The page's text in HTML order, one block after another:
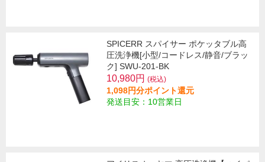
SPICERR スパイサー ポケッタブル高
圧洗浄機[小型/コードレス/静音/ブラッ
ク] SWU-201-BK
10,980円 (税込)
1,098円分ポイント還元
発送目安：10営業日